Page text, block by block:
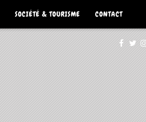
SOCIÉTÉ & TOURISME CONTACT